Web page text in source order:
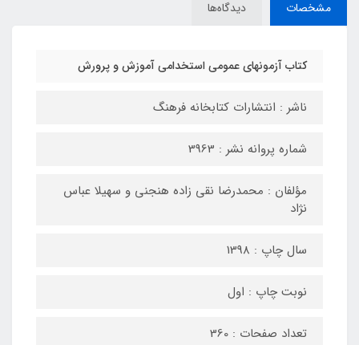
مشخصات دیدگاه‌ها
کتاب آزمونهای عمومی استخدامی آموزش و پرورش
ناشر : انتشارات کتابخانه فرهنگ
شماره پروانه نشر : 3963
مؤلفان : محمدرضا نقی زاده هنجنی و سهیلا عباس
نژاد
سال چاپ : 1398
نوبت چاپ : اول
تعداد صفحات : 360